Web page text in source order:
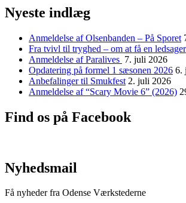
Nyeste indlæg
Anmeldelse af Olsenbanden – På Sporet
Fra tvivl til tryghed – om at få en ledsager
Anmeldelse af Paralives 7. juli 2026
Opdatering på formel 1 sæsonen 2026 6.
Anbefalinger til Smukfest 2. juli 2026
Anmeldelse af “Scary Movie 6” (2026)
Find os på Facebook
Nyhedsmail
Få nyheder fra Odense Værkstederne